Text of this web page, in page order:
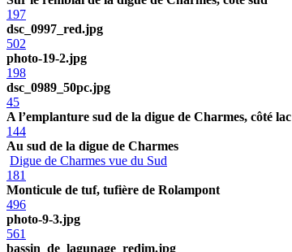
197
dsc_0997_red.jpg
502
photo-19-2.jpg
198
dsc_0989_50pc.jpg
45
A l’emplanture sud de la digue de Charmes, côté lac
144
Au sud de la digue de Charmes
Digue de Charmes vue du Sud
181
Monticule de tuf, tufière de Rolampont
496
photo-9-3.jpg
561
bassin_de_lagunage_redim.jpg